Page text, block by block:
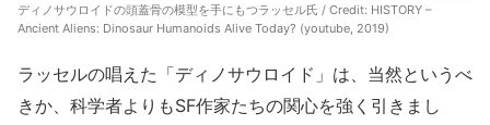
ディノサウロイドの頭蓋骨の模型を手にもつラッセル氏 / Credit: HISTORY –
Ancient Aliens: Dinosaur Humanoids Alive Today? (youtube, 2019)
ラッセルの唱えた「ディノサウロイド」は、当然というべ
きか、科学者よりもSF作家たちの関心を強く引きまし